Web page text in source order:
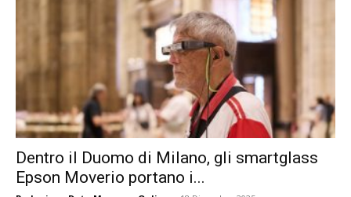
Dentro il Duomo di Milano, gli smartglass
Epson Moverio portano i...